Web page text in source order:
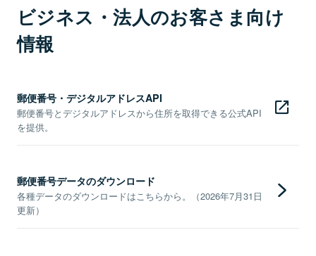
ビジネス・法人のお客さま向け
情報
郵便番号・デジタルアドレスAPI
郵便番号とデジタルアドレスから住所を取得できる公式API
を提供。
郵便番号データのダウンロード
各種データのダウンロードはこちらから。（2026年7月31日
更新）